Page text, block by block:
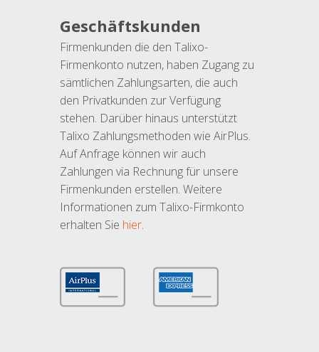
Geschäftskunden
Firmenkunden die den Talixo-
Firmenkonto nutzen, haben Zugang zu
sämtlichen Zahlungsarten, die auch
den Privatkunden zur Verfügung
stehen. Darüber hinaus unterstützt
Talixo Zahlungsmethoden wie AirPlus.
Auf Anfrage können wir auch
Zahlungen via Rechnung für unsere
Firmenkunden erstellen. Weitere
Informationen zum Talixo-Firmkonto
erhalten Sie hier.